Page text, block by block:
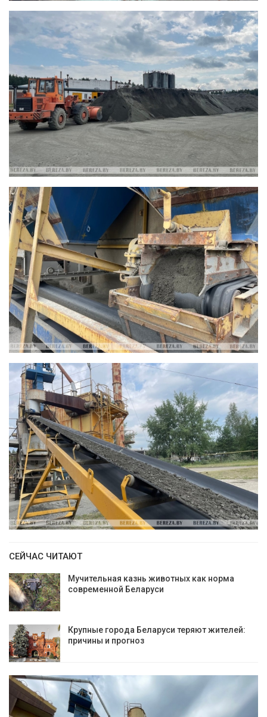
СЕЙЧАС ЧИТАЮТ
Мучительная казнь животных как норма
современной Беларуси
Крупные города Беларуси теряют жителей:
причины и прогноз